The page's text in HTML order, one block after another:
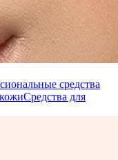
средства
Средства для